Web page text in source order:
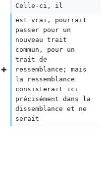
Celle-ci, il
est vrai, pourrait
passer pour un
nouveau trait
commun, pour un
trait de
ressemblance; mais
la ressemblance
consisterait ici
précisément dans la
dissemblance et ne
serait